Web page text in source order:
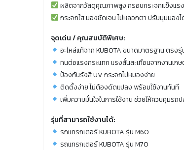
ผลิตจากวัสดุคุณภาพสูง กรอบกระจกแข็งแร
กระจกใส มองชัดเจน ไม่หลอกตา ปรับมุมมอง
จุดเด่น / คุณสมบัติพิเศษ:
อะไหล่แท้จาก KUBOTA ขนาดมาตรฐาน ตรงรุ่
ทนต่อแรงกระแทก แรงสั่นสะเทือนจากงานเก
ป้องกันรังสี UV กระจกไม่หมองง่าย
ติดตั้งง่าย ไม่ต้องดัดแปลง พร้อมใช้งานทันที
เพิ่มความมั่นใจในการใช้งาน ช่วยให้ควบคุมร
รุ่นที่สามารถใช้งานได้:
รถแทรกเตอร์ KUBOTA รุ่น M60
รถแทรกเตอร์ KUBOTA รุ่น M70